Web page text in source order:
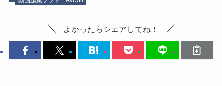
よかったらシェアしてね！